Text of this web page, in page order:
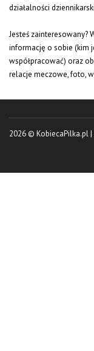
działalności
Jesteś zainteresowany?
informację o sobie (kim
współpracować) oraz
relacje meczowe, foto,
2026 © KobiecaPilka.pl |